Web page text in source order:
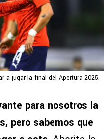
a jugar la final del Apertura 2025.
para nosotros la
pero sabemos que